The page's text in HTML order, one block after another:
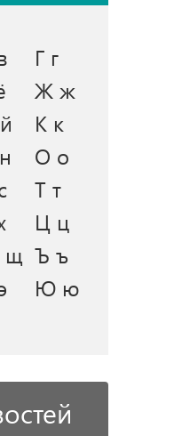
Г г
Ж ж
К к
О о
Т т
Ц ц
Ъ ъ
Ю ю